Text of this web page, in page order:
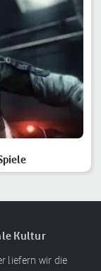
Kultur
liefern wir die